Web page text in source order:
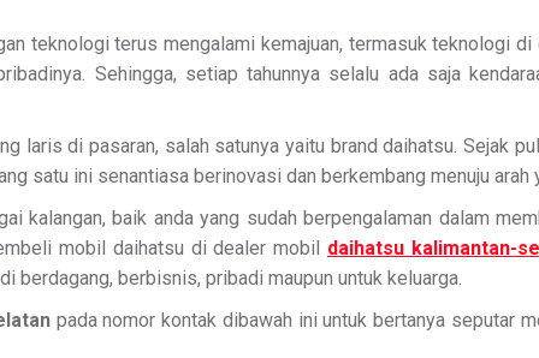
teknologi terus mengalami kemajuan, termasuk teknologi
Sehingga, setiap tahunnya selalu ada saja
laris di pasaran, salah satunya yaitu brand daihatsu. Sejak
satu ini senantiasa berinovasi dan berkembang menuju arah
kalangan, baik anda yang sudah berpengalaman dalam
mobil daihatsu di dealer mobil daihatsu kalimantan-
berdagang, berbisnis, pribadi maupun untuk keluarga.
pada nomor kontak dibawah ini untuk bertanya seputar